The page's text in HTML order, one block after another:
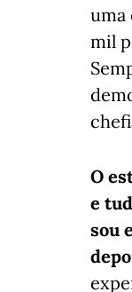
uma
mil
O
e
sou